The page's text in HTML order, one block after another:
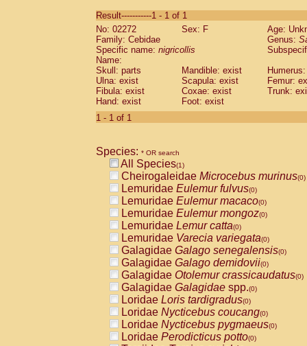
CebidaeSaguinus labiatus(0)
Cebidae Saguinus leucopus (0)
Cebidae
CebidaeSaguinus mystax
Cebidae Saguinus nigricollis (1)
Cebidae Saguinus oedipus
Cebidae Saguinus weddelli
Cebidae Saguinusspp.
Cebidae
CebidaeCebus capucinus
CebidaeCebus nigrivittatus
CebidaeCebus spp.(0)
CebidaeSaimiri boliviensis(0)
CebidaeSaimiri sciureus(0)
AtelidaeAlouatta caraya(0)
AtelidaeAlouatta fusca(0)
AtelidaeAlouatta seniculus(0)
AtelidaeAlouattaspp.(0)
AtelidaeAteles belzebuth(0)
AtelidaeAteles geoffroyi(0)
AtelidaeAteles paniscus(0)
AtelidaeAtelesspp.(0)
AtelidaeLagothrix lagothricha(0)
AtelidaeLagothrix lagothricha cana
PitheciidaeCacajao calvus
Result-----------1 - 1 of 1
No: 02272
Sex: F
Age:
Family: Cebidae
Genus:
Specific name: nigricollis
Name:
Skull: parts
Mandible: exist
Ulna: exist
Scapula: exist
Femur:
Fibula: exist
Coxae: exist
Trunk:
Hand: exist
Foot: exist
1 - 1 of 1
Species: * OR search
All Species(1)
Cheirogaleidae Microcebus murinus(0)
Lemuridae Eulemur fulvus(0)
Lemuridae Eulemur macaco(0)
Lemuridae Eulemur mongoz(0)
Lemuridae Lemur catta(0)
Lemuridae Varecia variegata(0)
Galagidae Galago senegalensis(0)
Galagidae Galago demidovii(0)
Galagidae Otolemur crassicaudatus(0)
Galagidae Galagidae spp.(0)
Loridae Loris tardigradus(0)
Loridae Nycticebus coucang(0)
Loridae Nycticebus pygmaeus(0)
Loridae Perodicticus potto(0)